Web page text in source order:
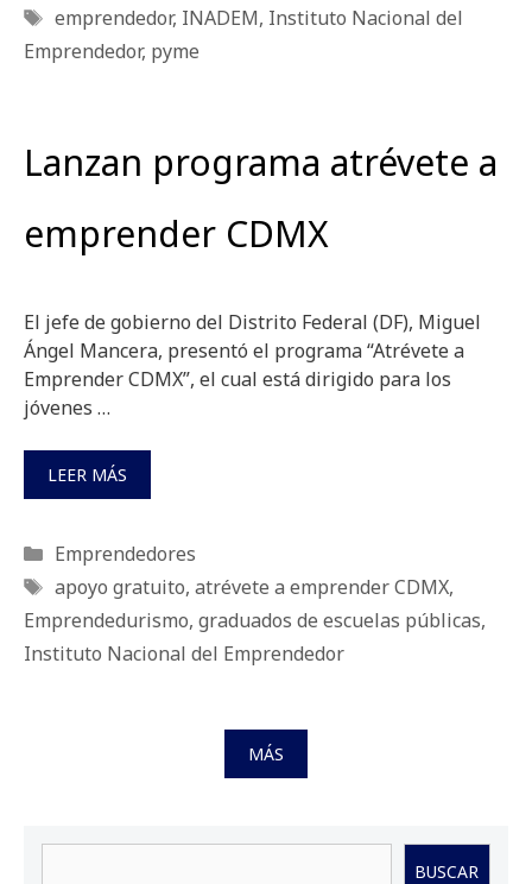
Etiquetas
emprendedor, INADEM, Instituto Nacional del
Emprendedor, pyme
Lanzan programa atrévete a
emprender CDMX
El jefe de gobierno del Distrito Federal (DF), Miguel
Ángel Mancera, presentó el programa “Atrévete a
Emprender CDMX”, el cual está dirigido para los
jóvenes …
LEER MÁS
Categorías
Emprendedores
Etiquetas
apoyo gratuito, atrévete a emprender CDMX,
Emprendedurismo, graduados de escuelas públicas,
Instituto Nacional del Emprendedor
MÁS
BUSCAR